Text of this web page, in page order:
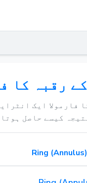
رقبہ کا
فارمولا ایک
کیسے حاصل
Ring (Annulus)